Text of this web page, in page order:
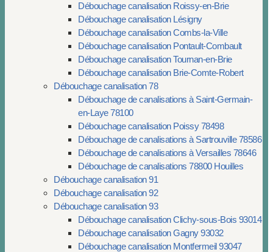
Débouchage canalisation Roissy-en-Brie
Débouchage canalisation Lésigny
Débouchage canalisation Combs-la-Ville
Débouchage canalisation Pontault-Combault
Débouchage canalisation Tournan-en-Brie
Débouchage canalisation Brie-Comte-Robert
Débouchage canalisation 78
Débouchage de canalisations à Saint-Germain-
en-Laye 78100
Débouchage canalisation Poissy 78498
Débouchage de canalisations à Sartrouville 78586
Débouchage de canalisations à Versailles 78646
Débouchage de canalisations 78800 Houilles
Débouchage canalisation 91
Débouchage canalisation 92
Débouchage canalisation 93
Débouchage canalisation Clichy-sous-Bois 93014
Débouchage canalisation Gagny 93032
Débouchage canalisation Montfermeil 93047